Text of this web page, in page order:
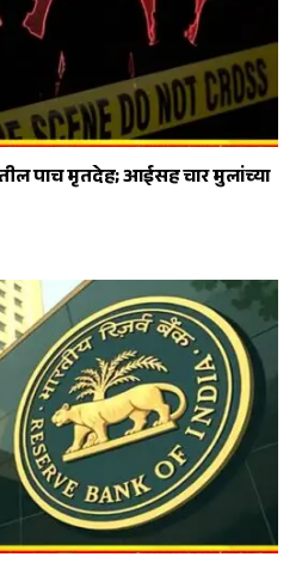
पाच मृतदेह; आईसह चार मुलांच्या